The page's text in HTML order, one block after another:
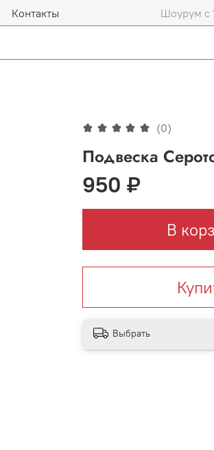
Контакты Шоурум с
(0)
Подвеска
950 ₽
В
Выбрать